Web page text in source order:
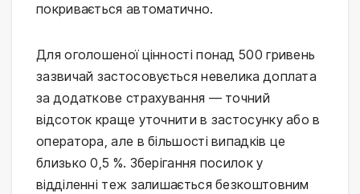
покривається автоматично.
Для оголошеної цінності понад 500 гривень
зазвичай застосовується невелика доплата
за додаткове страхування — точний
відсоток краще уточнити в застосунку або в
оператора, але в більшості випадків це
близько 0,5 %. Зберігання посилок у
відділенні теж залишається безкоштовним